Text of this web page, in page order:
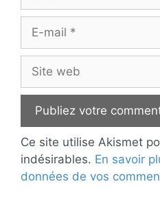
mail
web
Ce site utilise Akismet
indésirables. En savoir
données de vos